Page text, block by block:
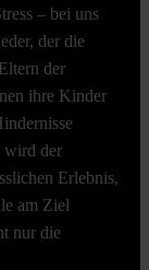
– bei uns
der die
der
ihre Kinder
wird der
Erlebnis,
am Ziel
nur die